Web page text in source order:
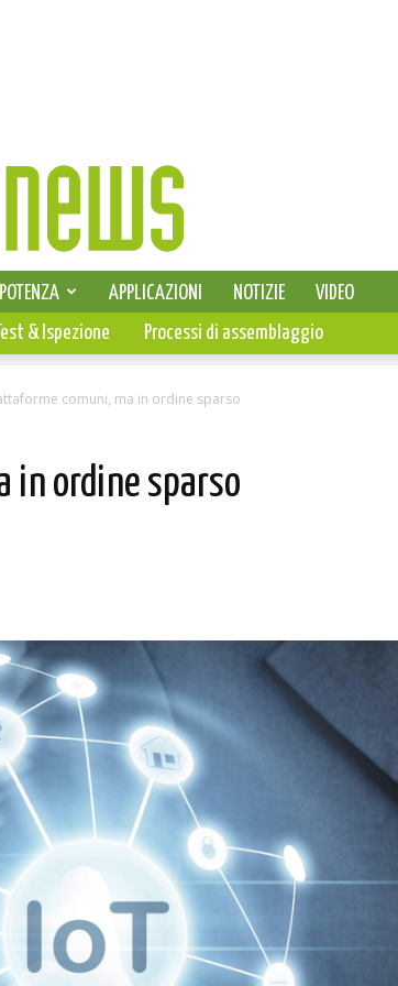
DI ELETTRONICA
POTENZA APPLICAZIONI NOTIZIE
VIDEO
Test & Ispezione Processi di assemblaggio
comuni, ma in ordine sparso
in ordine sparso